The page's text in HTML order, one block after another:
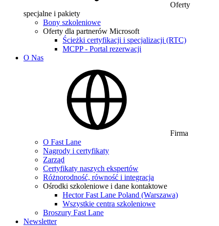
Oferty
specjalne i pakiety
Bony szkoleniowe
Oferty dla partnerów Microsoft
Ścieżki certyfikacji i specjalizacji (RTC)
MCPP - Portal rezerwacji
O Nas
Firma
O Fast Lane
Nagrody i certyfikaty
Zarząd
Certyfikaty naszych ekspertów
Różnorodność, równość i integracja
Ośrodki szkoleniowe i dane kontaktowe
Hector Fast Lane Poland (Warszawa)
Wszystkie centra szkoleniowe
Broszury Fast Lane
Newsletter